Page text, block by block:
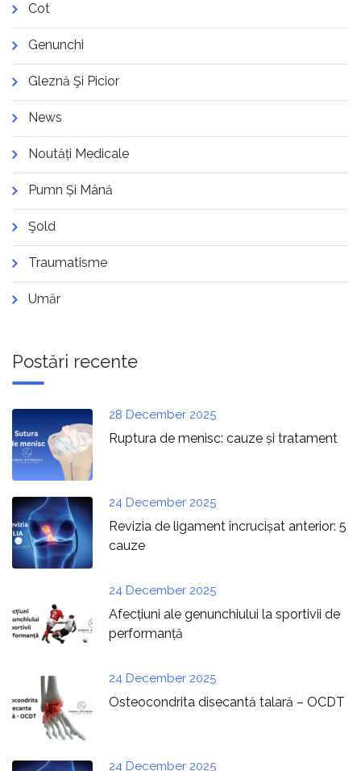
Cot
Genunchi
Gleznă Şi Picior
News
Noutăți Medicale
Pumn Și Mână
Şold
Traumatisme
Umăr
Postări recente
28 December 2025
Ruptura de menisc: cauze și tratament
24 December 2025
Revizia de ligament încrucișat anterior: 5
cauze
24 December 2025
Afecțiuni ale genunchiului la sportivii de
performanță
24 December 2025
Osteocondrita disecantă talară – OCDT
24 December 2025